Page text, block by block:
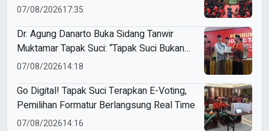
07/08/202617:35
Dr. Agung Danarto Buka Sidang Tanwir
Muktamar Tapak Suci: “Tapak Suci Bukan
Organisasi Ko Ping Ho dan Dracin”
07/08/202614:18
Go Digital! Tapak Suci Terapkan E-Voting,
Pemilihan Formatur Berlangsung Real Time
07/08/202614:16